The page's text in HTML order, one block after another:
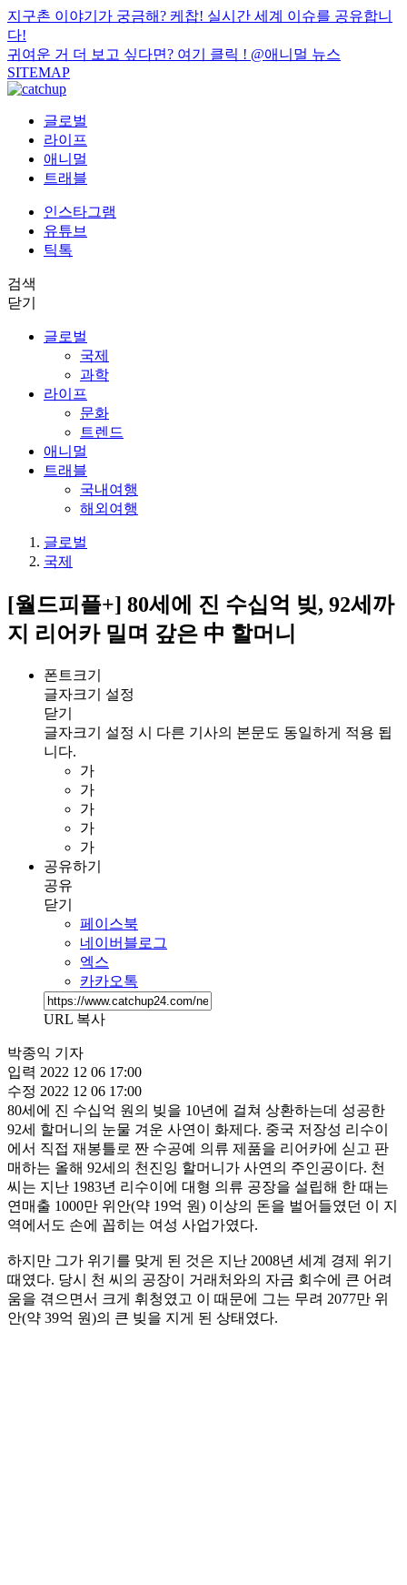
지구촌 이야기가 궁금해? 케찹! 실시간 세계 이슈를 공유합니
다!
귀여운 거 더 보고 싶다면? 여기 클릭 ! @애니멀 뉴스
SITEMAP
글로벌
라이프
애니멀
트래블
인스타그램
유튜브
틱톡
검색
닫기
글로벌
국제
과학
라이프
문화
트렌드
애니멀
트래블
국내여행
해외여행
글로벌
국제
[월드피플+] 80세에 진 수십억 빚, 92세까
지 리어카 밀며 갚은 中 할머니
폰트크기
글자크기 설정
닫기
글자크기 설정 시 다른 기사의 본문도 동일하게 적용 됩
니다.
가
가
가
가
가
공유하기
공유
닫기
페이스북
네이버블로그
엑스
카카오톡
URL 복사
박종익 기자
입력 2022 12 06 17:00
수정 2022 12 06 17:00
80세에 진 수십억 원의 빚을 10년에 걸쳐 상환하는데 성공한
92세 할머니의 눈물 겨운 사연이 화제다. 중국 저장성 리수이
에서 직접 재봉틀로 짠 수공예 의류 제품을 리어카에 싣고 판
매하는 올해 92세의 천진잉 할머니가 사연의 주인공이다. 천
씨는 지난 1983년 리수이에 대형 의류 공장을 설립해 한 때는
연매출 1000만 위안(약 19억 원) 이상의 돈을 벌어들였던 이 지
역에서도 손에 꼽히는 여성 사업가였다.
하지만 그가 위기를 맞게 된 것은 지난 2008년 세계 경제 위기
때였다. 당시 천 씨의 공장이 거래처와의 자금 회수에 큰 어려
움을 겪으면서 크게 휘청였고 이 때문에 그는 무려 2077만 위
안(약 39억 원)의 큰 빚을 지게 된 상태였다.